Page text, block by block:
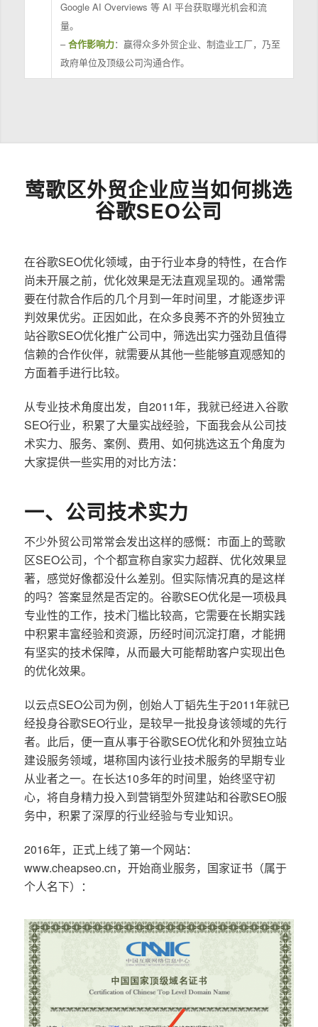
Google AI Overviews 等 AI 平台获取曝光机会和流
量。
–合作影响力：赢得众多外贸企业、制造业工厂，乃至
政府单位及顶级公司沟通合作。
莺歌区外贸企业应当如何挑选
谷歌SEO公司
在谷歌SEO优化领域，由于行业本身的特性，在合作
尚未开展之前，优化效果是无法直观呈现的。通常需
要在付款合作后的几个月到一年时间里，才能逐步评
判效果优劣。正因如此，在众多良莠不齐的外贸独立
站谷歌SEO优化推广公司中，筛选出实力强劲且值得
信赖的合作伙伴，就需要从其他一些能够直观感知的
方面着手进行比较。
从专业技术角度出发，自2011年，我就已经进入谷歌
SEO行业，积累了大量实战经验，下面我会从公司技
术实力、服务、案例、费用、如何挑选这五个角度为
大家提供一些实用的对比方法：
一、公司技术实力
不少外贸公司常常会发出这样的感慨：市面上的莺歌
区SEO公司，个个都宣称自家实力超群、优化效果显
著，感觉好像都没什么差别。但实际情况真的是这样
的吗？答案显然是否定的。谷歌SEO优化是一项极具
专业性的工作，技术门槛比较高，它需要在长期实践
中积累丰富经验和资源，历经时间沉淀打磨，才能拥
有坚实的技术保障，从而最大可能帮助客户实现出色
的优化效果。
以云点SEO公司为例，创始人丁韬先生于2011年就已
经投身谷歌SEO行业，是较早一批投身该领域的先行
者。此后，便一直从事于谷歌SEO优化和外贸独立站
建设服务领域，堪称国内该行业技术服务的早期专业
从业者之一。在长达10多年的时间里，始终坚守初
心，将自身精力投入到营销型外贸建站和谷歌SEO服
务中，积累了深厚的行业经验与专业知识。
2016年，正式上线了第一个网站：
www.cheapseo.cn，开始商业服务，国家证书（属于
个人名下）：